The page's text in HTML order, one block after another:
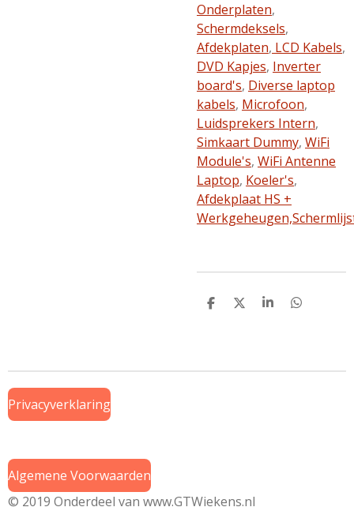
Onderplaten,
Schermdeksels,
Afdekplaten, LCD Kabels,
DVD Kapjes, Inverter
board's, Diverse laptop
kabels, Microfoon,
Luidsprekers Intern,
Simkaart Dummy, WiFi
Module's, WiFi Antenne
Laptop, Koeler's,
Afdekplaat HS +
Werkgeheugen,
D
D
S
D
Privacyverklaring
Algemene Voorwaarden
© 2019 Onderdeel van www.GTWiekens.nl